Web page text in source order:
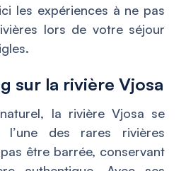
les expériences à ne pas
lors de votre séjour
sur la rivière Vjosa
la rivière Vjosa se
l’une des rares rivières
être barrée, conservant